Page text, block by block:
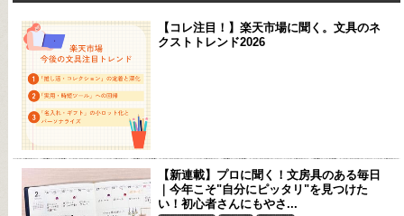
【コレ注目！】楽天市場に聞く。文具のネ
クストトレンド2026
【新連載】プロに聞く！文房具のある毎日
｜今年こそ"自分にピッタリ"を見つけた
い！初心者さんにもやさ...